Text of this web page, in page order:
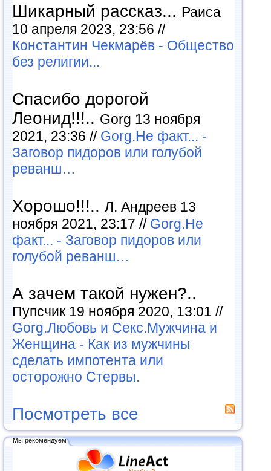
Шикарный рассказ... Раиса
10 апреля 2023, 23:56 //
Константин Чекмарёв - Общество
без религии...
Спасибо дорогой
Леонид!!!.. Gorg 13 ноября
2021, 23:36 // Gorg.Не факт... -
Заговор пидоров или голубой
реванш…
Хорошо!!!.. Л. Андреев 13
ноября 2021, 23:17 // Gorg.Не
факт... - Заговор пидоров или
голубой реванш…
А зачем такой нужен?..
Пупсчик 19 ноября 2020, 13:01 //
Gorg.Любовь и Секс.Мужчина и
Женщина - Как из мужчины
сделать импотента или
осторожно Стервы.
Посмотреть все
Мы рекомендуем